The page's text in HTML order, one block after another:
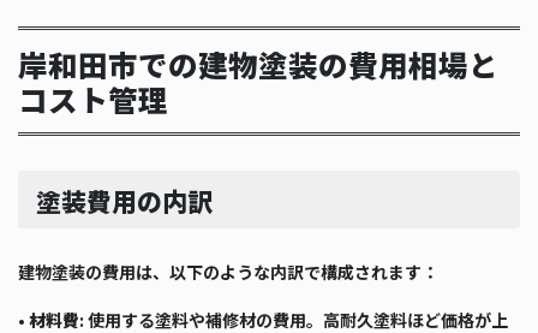
岸和田市での建物塗装の費用相場と
コスト管理
塗装費用の内訳
建物塗装の費用は、以下のような内訳で構成されます：
• 材料費: 使用する塗料や補修材の費用。高耐久塗料ほど価格が上